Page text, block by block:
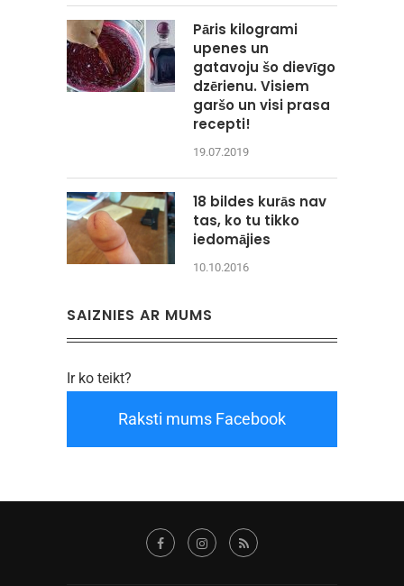
Pāris kilogrami
upenes un
gatavoju šo dievīgo
dzērienu. Visiem
garšo un visi prasa
recepti!
19.07.2019
18 bildes kurās nav
tas, ko tu tikko
iedomājies
10.10.2016
SAIZNIES AR MUMS
Ir ko teikt?
Raksti mums Facebook